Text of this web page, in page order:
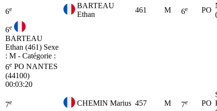
6e
BARTEAU
Ethan
461 M 6e PO
6e
BARTEAU
Ethan (461) Sexe
: M - Catégorie :
6e PO NANTES
(44100)
00:03:20
7e CHEMIN Marius 457 M 7e PO